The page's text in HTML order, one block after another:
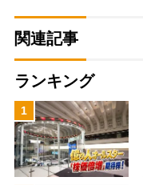
関連記事
ランキング
1